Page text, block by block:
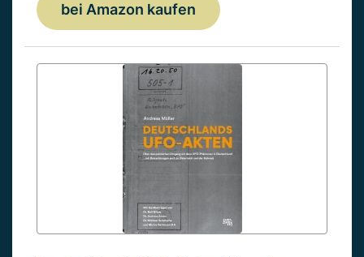
bei Amazon kaufen